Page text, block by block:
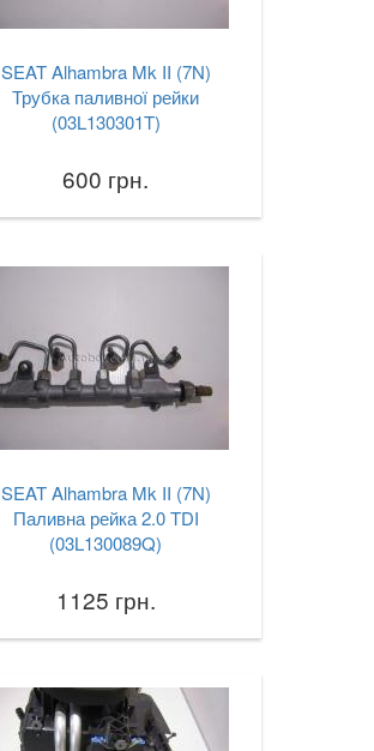
SEAT Alhambra Mk II (7N)
Трубка паливної рейки
(03L130301T)
600 грн.
SEAT Alhambra Mk II (7N)
Паливна рейка 2.0 TDI
(03L130089Q)
1125 грн.